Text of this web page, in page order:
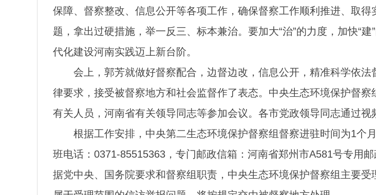
保障、督察整改、信息公开等各项工作，确保督察工作顺利推进、取
题，拿出过硬措施，举一反三、标本兼治。要加大“治”的力度，加快“
代化建设河南实践迈上新台阶。
会上，郭芳就做好督察配合，边督边改，信息公开，精准科学依
律要求，接受被督察地方和社会监督作了表态。中央生态环境保护督
有关人员，河南省有关领导同志等参加会议。各市党政领导同志通过视
根据工作安排，中央第二生态环境保护督察组督察进驻时间为1
班电话：0371-85515363，专门邮政信箱：河南省郑州市A581号专用
据党中央、国务院要求和督察组职责，中央生态环境保护督察组主要